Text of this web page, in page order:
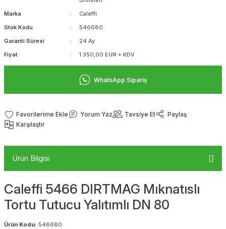
Marka
Caleffi
Stok Kodu
546680
Garanti Süresi
24 Ay
Fiyat
1.350,00 EUR + KDV
WhatsApp Sipariş
Yorum Yaz Tavsiye Et
Paylaş
Karşılaştır
Ürün Bilgisi
Caleffi 5466 DIRTMAG Mıknatıslı
Tortu Tutucu Yalıtımlı DN 80
Ürün Kodu: 546680